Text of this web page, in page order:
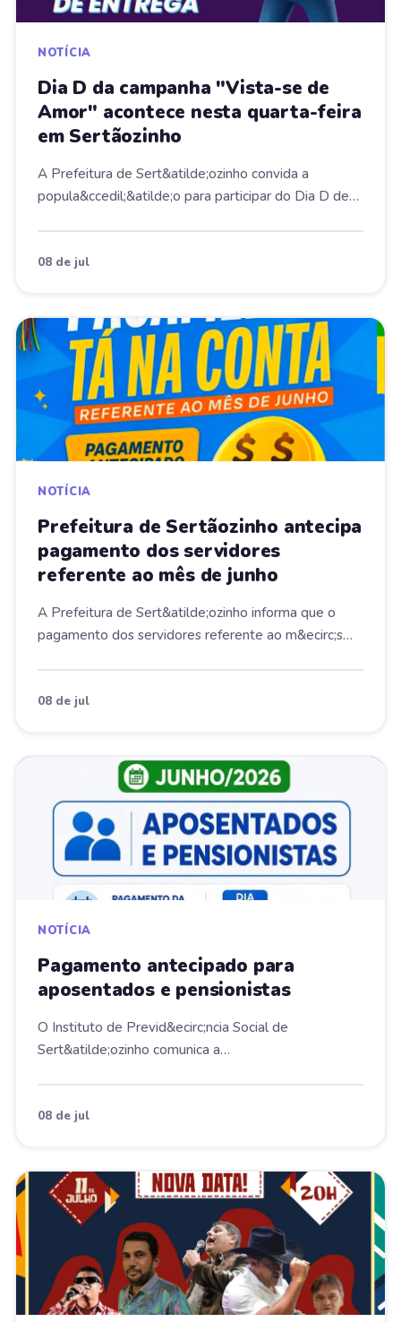
NOTÍCIA
Dia D da campanha "Vista-se de
Amor" acontece nesta quarta-feira
em Sertãozinho
A Prefeitura de Sert&atilde;ozinho convida a
popula&ccedil;&atilde;o para participar do Dia D de
08 de jul
NOTÍCIA
Prefeitura de Sertãozinho antecipa
pagamento dos servidores
referente ao mês de junho
A Prefeitura de Sert&atilde;ozinho informa que o
pagamento dos servidores referente ao m&ecirc;s
08 de jul
NOTÍCIA
Pagamento antecipado para
aposentados e pensionistas
O Instituto de Previd&ecirc;ncia Social de
Sert&atilde;ozinho comunica a
08 de jul